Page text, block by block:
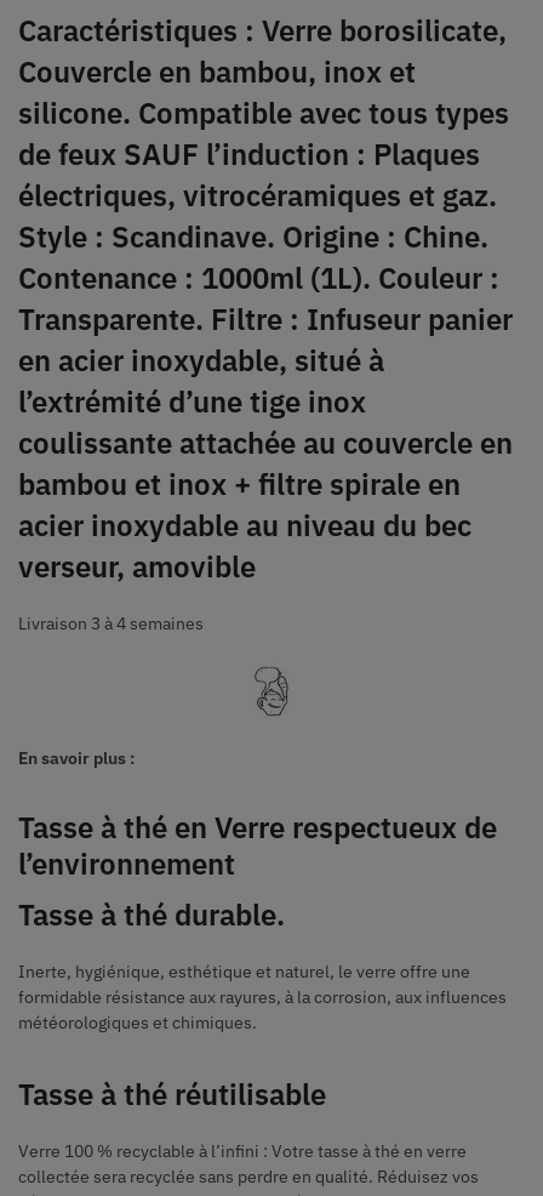
Caractéristiques : Verre borosilicate,
Couvercle en bambou, inox et
silicone. Compatible avec tous types
de feux SAUF l’induction : Plaques
électriques, vitrocéramiques et gaz.
Style : Scandinave. Origine : Chine.
Contenance : 1000ml (1L). Couleur :
Transparente. Filtre : Infuseur panier
en acier inoxydable, situé à
l’extrémité d’une tige inox
coulissante attachée au couvercle en
bambou et inox + filtre spirale en
acier inoxydable au niveau du bec
verseur, amovible
Livraison 3 à 4 semaines
En savoir plus :
Tasse à thé en Verre respectueux de
l’environnement
Tasse à thé durable.
Inerte, hygiénique, esthétique et naturel, le verre offre une
formidable résistance aux rayures, à la corrosion, aux influences
météorologiques et chimiques.
Tasse à thé réutilisable
Verre 100 % recyclable à l’infini : Votre tasse à thé en verre
collectée sera recyclée sans perdre en qualité. Réduisez vos